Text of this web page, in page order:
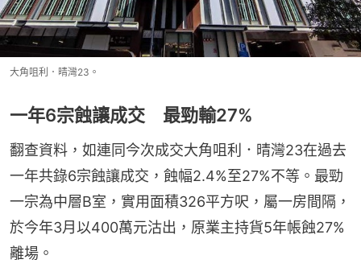
大角咀利．晴灣23。
一年6宗蝕讓成交 最勁輸27%
翻查資料，如連同今次成交大角咀利．晴灣23在過去
一年共錄6宗蝕讓成交，蝕幅2.4%至27%不等。最勁
一宗為中層B室，實用面積326平方呎，屬一房間隔，
於今年3月以400萬元沽出，原業主持貨5年帳蝕27%
離場。